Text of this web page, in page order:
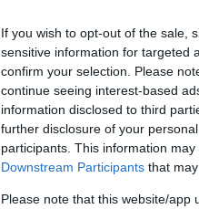
If you wish to opt-out of the sale,
sensitive information for targeted
confirm your selection. Please
continue seeing interest-based
information disclosed to third
further disclosure of your
participants. This information
Downstream Participants that
Please note that this website/